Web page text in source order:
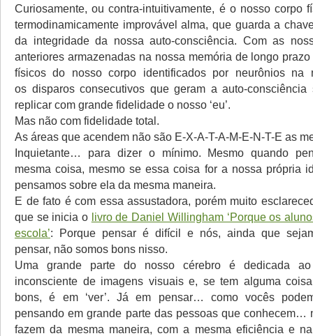
Curiosamente, ou contra-intuitivamente, é o nosso corpo
termodinamicamente improvável alma, que guarda a
da integridade da nossa auto-consciência. Com as
anteriores armazenadas na nossa memória de longo
físicos do nosso corpo identificados por neurônios na
os disparos consecutivos que geram a auto-
replicar com grande fidelidade o nosso ‘eu’.
Mas não com fidelidade total.
As áreas que acendem não são E-X-A-T-A-M-E-N-T-E as
Inquietante… para dizer o mínimo. Mesmo quando
mesma coisa, mesmo se essa coisa for a nossa própria
pensamos sobre ela da mesma maneira.
E de fato é com essa assustadora, porém muito
que se inicia o livro de Daniel Willingham ‘Porque os
escola’: Porque pensar é difícil e nós, ainda que
pensar, não somos bons nisso.
Uma grande parte do nosso cérebro é dedicada ao
inconsciente de imagens visuais e, se tem alguma
bons, é em ‘ver’. Já em pensar… como vocês
pensando em grande parte das pessoas que conhecem…
fazem da mesma maneira, com a mesma eficiência e